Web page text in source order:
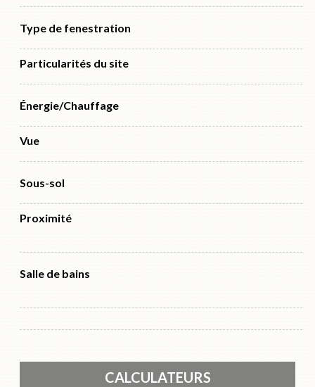
Type de fenestration
Particularités du site
Énergie/Chauffage
Vue
Sous-sol
Proximité
Salle de bains
CALCULATEURS